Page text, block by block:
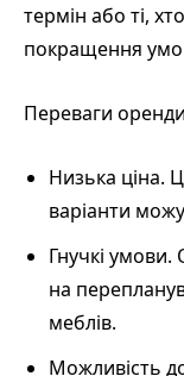
термін або ті,
покращення
Переваги
Низька ціна.
варіанти
Гнучкі
на
меблів.
Можливість